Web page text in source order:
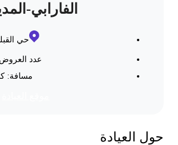
الفارابي-المدينة-3
حي القبلتين
عدد العروض: 67
كم
العيادة